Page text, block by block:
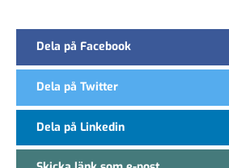
Dela på Facebook
Dela på Twitter
Dela på Linkedin